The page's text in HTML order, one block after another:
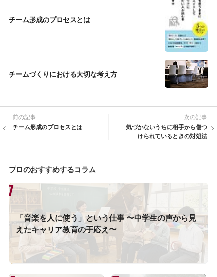
チーム形成のプロセスとは
チームづくりにおける大切な考え方
前の記事
チーム形成のプロセスとは
次の記事
気づかないうちに相手から傷つ
けられているときの対処法
プロのおすすめするコラム
「音楽を人に使う」という仕事 〜中学生の声から見
えたキャリア教育の手応え〜